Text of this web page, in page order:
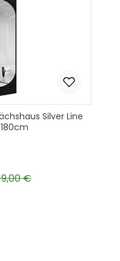
Silver Line
Preis:
€